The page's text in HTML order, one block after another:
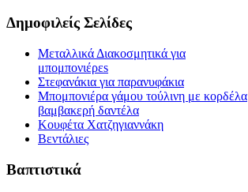
Δημοφιλείς Σελίδες
Μεταλλικά Διακοσμητικά για
μπομπονιέρεs
Στεφανάκια για παρανυφάκια
Μπομπονιέρα γάμου τούλινη με κορδέλα
βαμβακερή δαντέλα
Κουφέτα Χατζηγιαννάκη
Βεντάλιες
Βαπτιστικά